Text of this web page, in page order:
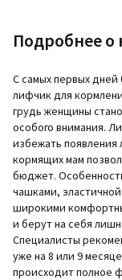
Подробнее о
С самых первых дней
лифчик для
грудь женщины
особого внимания.
избежать появления
кормящих мам
бюджет.
чашками,
широкими
и берут на себя
Специалисты
уже на 8 или 9
происходит полное